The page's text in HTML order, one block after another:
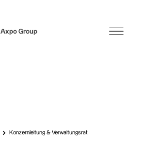
Axpo Group
Konzernleitung & Verwaltungsrat